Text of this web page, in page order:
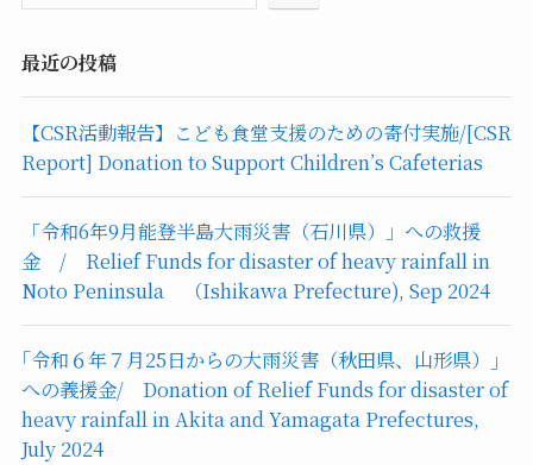
最近の投稿
【CSR活動報告】こども食堂支援のための寄付実施/[CSR
Report] Donation to Support Children’s Cafeterias
「令和6年9月能登半島大雨災害（石川県）」への救援
金 / Relief Funds for disaster of heavy rainfall in
Noto Peninsula （Ishikawa Prefecture), Sep 2024
｢令和６年７月25日からの大雨災害（秋田県、山形県）｣
への義援金/ Donation of Relief Funds for disaster of
heavy rainfall in Akita and Yamagata Prefectures,
July 2024